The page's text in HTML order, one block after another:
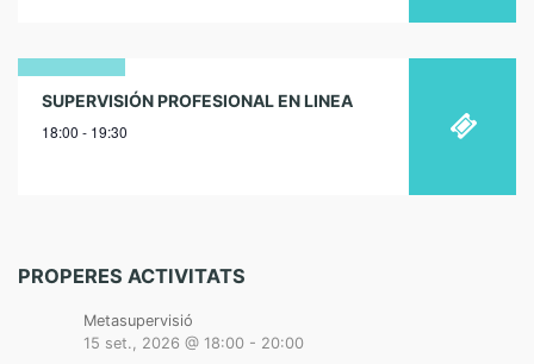
30
novembre
SUPERVISIÓN PROFESIONAL EN LINEA
18:00 - 19:30
PROPERES ACTIVITATS
Metasupervisió
15 set., 2026 @ 18:00 - 20:00